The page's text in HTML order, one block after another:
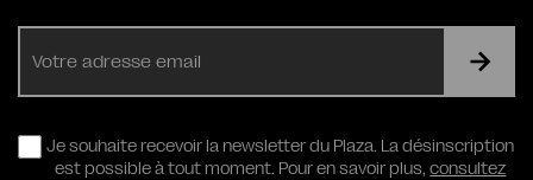
RGPD
Je souhaite recevoir la newsletter du Plaza. La désinscription
est possible à tout moment. Pour en savoir plus,consultez